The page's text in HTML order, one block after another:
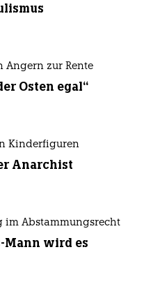
Angern zur Rente
Osten egal“
Kinderfiguren
Anarchist
Abstammungsrecht
Mann wird es